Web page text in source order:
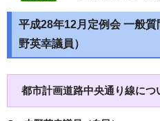
平成28年12月定例会 一般
野英幸議員）
都市計画道路中央通り線につ